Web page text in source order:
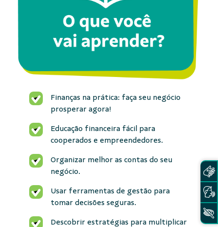
Finanças na prática: faça seu negócio
prosperar agora!
Educação financeira fácil para
cooperados e empreendedores.
Organizar melhor as contas do seu
negócio.
Usar ferramentas de gestão para
tomar decisões seguras.
Descobrir estratégias para multiplicar